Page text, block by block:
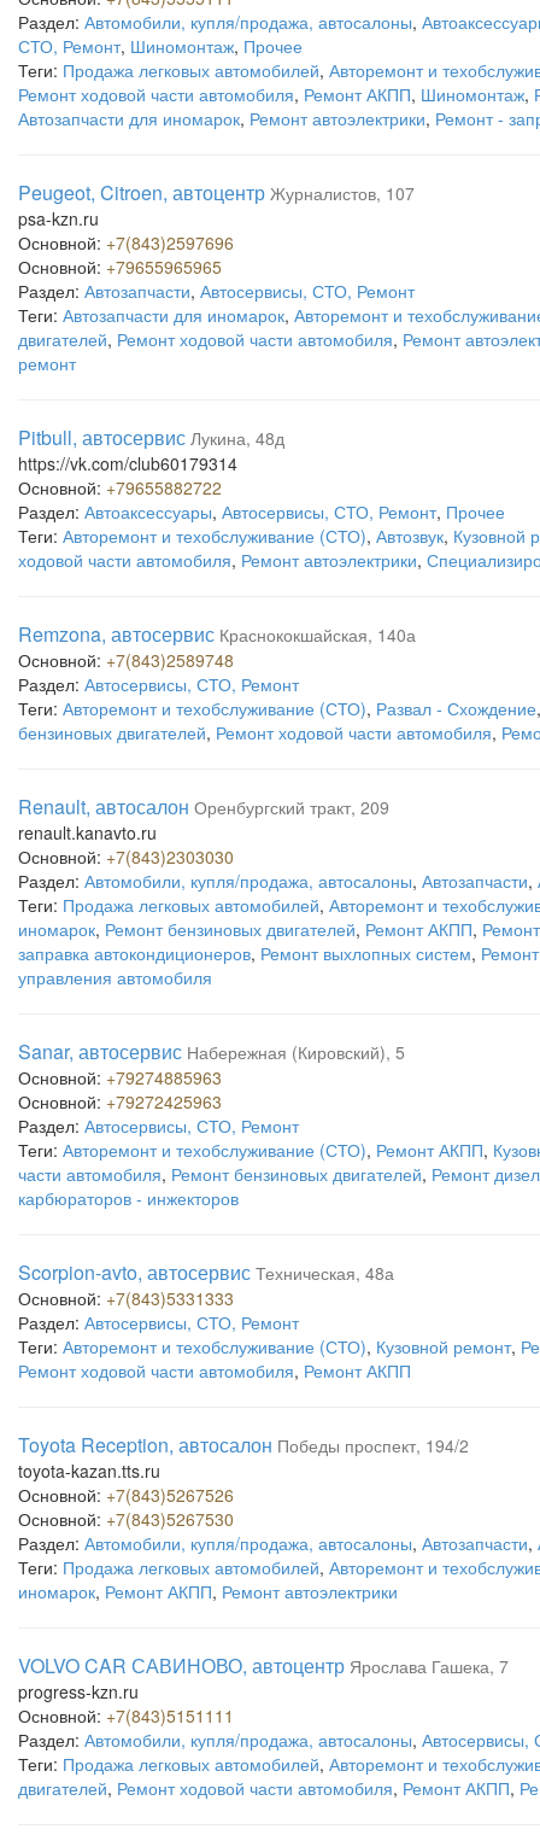
Раздел: Автомобили, купля/продажа, автосалоны,
СТО, Ремонт, Шиномонтаж, Прочее
Теги: Продажа легковых автомобилей, Авторемонт и
Ремонт ходовой части автомобиля, Ремонт АКПП, Шиномонтаж,
Автозапчасти для иномарок, Ремонт автоэлектрики, Ремонт -
Peugeot, Citroen, автоцентр Журналистов, 107
psa-kzn.ru
Основной: +7(843)2597696
Основной: +79655965965
Раздел: Автозапчасти, Автосервисы, СТО, Ремонт
Теги: Автозапчасти для иномарок, Авторемонт и
двигателей, Ремонт ходовой части автомобиля, Ремонт
ремонт
Pitbull, автосервис Лукина, 48д
https://vk.com/club60179314
Основной: +79655882722
Раздел: Автоаксессуары, Автосервисы, СТО, Ремонт, Прочее
Теги: Авторемонт и техобслуживание (СТО), Автозвук, Кузовной
ходовой части автомобиля, Ремонт автоэлектрики,
Remzona, автосервис Краснококшайская, 140а
Основной: +7(843)2589748
Раздел: Автосервисы, СТО, Ремонт
Теги: Авторемонт и техобслуживание (СТО), Развал - Схождение
бензиновых двигателей, Ремонт ходовой части автомобиля,
Renault, автосалон Оренбургский тракт, 209
renault.kanavto.ru
Основной: +7(843)2303030
Раздел: Автомобили, купля/продажа, автосалоны, Автозапчасти,
Теги: Продажа легковых автомобилей, Авторемонт и
иномарок, Ремонт бензиновых двигателей, Ремонт АКПП,
заправка автокондиционеров, Ремонт выхлопных систем,
управления автомобиля
Sanar, автосервис Набережная (Кировский), 5
Основной: +79274885963
Основной: +79272425963
Раздел: Автосервисы, СТО, Ремонт
Теги: Авторемонт и техобслуживание (СТО), Ремонт АКПП,
части автомобиля, Ремонт бензиновых двигателей, Ремонт
карбюраторов - инжекторов
Scorpion-avto, автосервис Техническая, 48а
Основной: +7(843)5331333
Раздел: Автосервисы, СТО, Ремонт
Теги: Авторемонт и техобслуживание (СТО), Кузовной ремонт,
Ремонт ходовой части автомобиля, Ремонт АКПП
Toyota Reception, автосалон Победы проспект, 194/2
toyota-kazan.tts.ru
Основной: +7(843)5267526
Основной: +7(843)5267530
Раздел: Автомобили, купля/продажа, автосалоны, Автозапчасти,
Теги: Продажа легковых автомобилей, Авторемонт и
иномарок, Ремонт АКПП, Ремонт автоэлектрики
VOLVO CAR САВИНОВО, автоцентр Ярослава Гашека, 7
progress-kzn.ru
Основной: +7(843)5151111
Раздел: Автомобили, купля/продажа, автосалоны,
Теги: Продажа легковых автомобилей, Авторемонт и
двигателей, Ремонт ходовой части автомобиля, Ремонт АКПП,